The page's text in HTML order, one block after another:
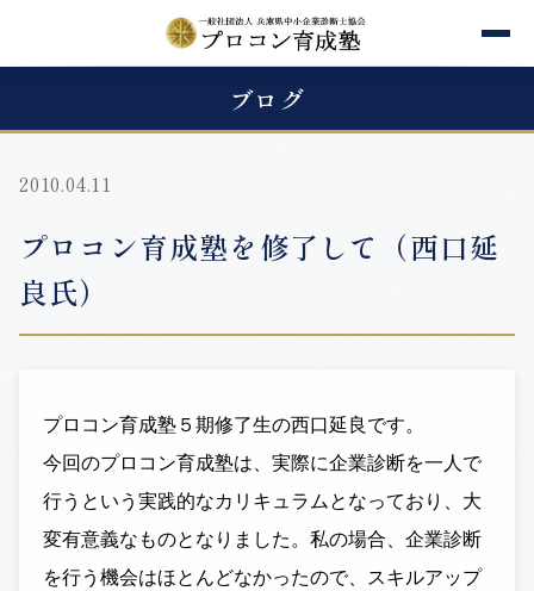
ブログ
2010.04.11
プロコン育成塾を修了して（西口延
良氏）
プロコン育成塾５期修了生の西口延良です。
今回のプロコン育成塾は、実際に企業診断を一人で
行うという実践的なカリキュラムとなっており、大
変有意義なものとなりました。私の場合、企業診断
を行う機会はほとんどなかったので、スキルアップ